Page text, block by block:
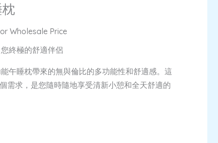
Wholesale Price
終極的舒適伴侶
午睡枕帶來的無與倫比的多功能性和舒適感。這
需求，是您隨時隨地享受清新小憩和全天舒適的